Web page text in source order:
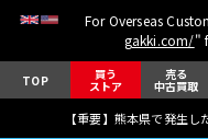
For Overseas
gakki.com/"
TOP 買う
ストア
売る
中古買取
【重要】熊本県で発生